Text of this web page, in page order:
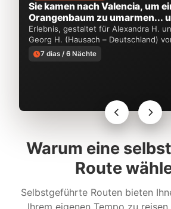
Sie kamen nach Valencia, um
Orangenbaum zu umarmen...
entdeckten so viel mehr
Erlebnis, gestaltet für Alexandra H.
Georg H. (Hausach – Deutschland)
Payá7 dias / 6 Nächte
Warum eine
Route
Selbstgeführte Routen bieten